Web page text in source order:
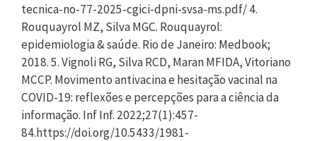
tecnica-no-77-2025-cgici-dpni-svsa-ms.pdf/ 4.
Rouquayrol MZ, Silva MGC. Rouquayrol:
epidemiologia & saúde. Rio de Janeiro: Medbook;
2018. 5. Vignoli RG, Silva RCD, Maran MFIDA, Vitoriano
MCCP. Movimento antivacina e hesitação vacinal na
COVID-19: reflexões e percepções para a ciência da
informação. Inf Inf. 2022;27(1):457-
84.https://doi.org/10.5433/1981-